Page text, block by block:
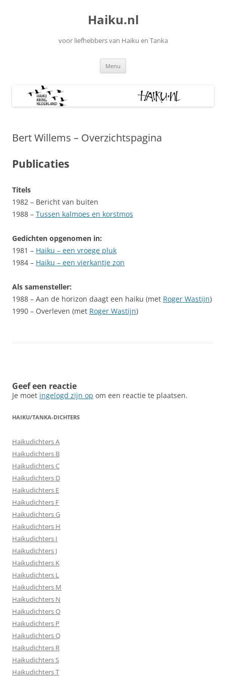
Haiku.nl
voor liefhebbers van Haiku en Tanka
Menu
Bert Willems – Overzichtspagina
Publicaties
Titels
1982 – Bericht van buiten
1988 – Tussen kalmoes en korstmos
Gedichten opgenomen in:
1981 – Haiku – een vroege pluk
1984 – Haiku – een vierkantje zon
Als samensteller:
1988 – Aan de horizon daagt een haiku (met Roger Wastijn)
1990 – Overleven (met Roger Wastijn)
Geef een reactie
Je moet ingelogd zijn op om een reactie te plaatsen.
HAIKU/TANKA-DICHTERS
Haikudichters A
Haikudichters B
Haikudichters C
Haikudichters D
Haikudichters E
Haikudichters F
Haikudichters G
Haikudichters H
Haikudichters I
Haikudichters J
Haikudichters K
Haikudichters L
Haikudichters M
Haikudichters N
Haikudichters O
Haikudichters P
Haikudichters Q
Haikudichters R
Haikudichters S
Haikudichters T